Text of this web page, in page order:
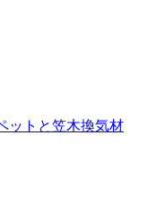
ットと笠木換気材